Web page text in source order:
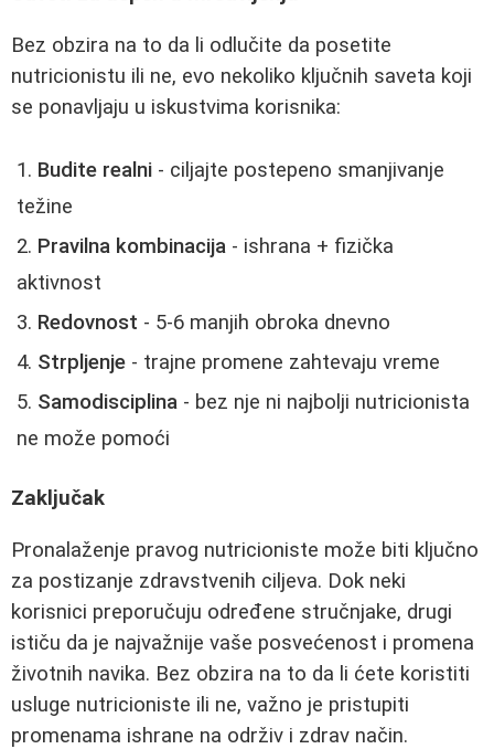
Bez obzira na to da li odlučite da posetite
nutricionistu ili ne, evo nekoliko ključnih saveta koji
se ponavljaju u iskustvima korisnika:
Budite realni - ciljajte postepeno smanjivanje
težine
Pravilna kombinacija - ishrana + fizička
aktivnost
Redovnost - 5-6 manjih obroka dnevno
Strpljenje - trajne promene zahtevaju vreme
Samodisciplina - bez nje ni najbolji nutricionista
ne može pomoći
Zaključak
Pronalaženje pravog nutricioniste može biti ključno
za postizanje zdravstvenih ciljeva. Dok neki
korisnici preporučuju određene stručnjake, drugi
ističu da je najvažnije vaše posvećenost i promena
životnih navika. Bez obzira na to da li ćete koristiti
usluge nutricioniste ili ne, važno je pristupiti
promenama ishrane na održiv i zdrav način.